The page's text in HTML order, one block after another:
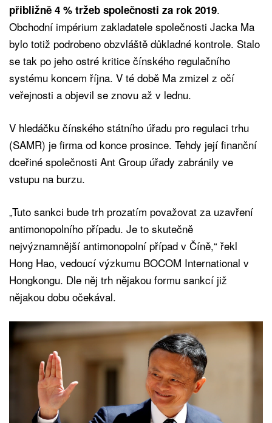
přibližně 4 % tržeb společnosti za rok 2019.
Obchodní impérium zakladatele společnosti Jacka Ma
bylo totiž podrobeno obzvláště důkladné kontrole. Stalo
se tak po jeho ostré kritice čínského regulačního
systému koncem října. V té době Ma zmizel z očí
veřejnosti a objevil se znovu až v lednu.
V hledáčku čínského státního úřadu pro regulaci trhu
(SAMR) je firma od konce prosince. Tehdy její finanční
dceřiné společnosti Ant Group úřady zabránily ve
vstupu na burzu.
„Tuto sankci bude trh prozatím považovat za uzavření
antimonopolního případu. Je to skutečně
nejvýznamnější antimonopolní případ v Číně,“ řekl
Hong Hao, vedoucí výzkumu BOCOM International v
Hongkongu. Dle něj trh nějakou formu sankcí již
nějakou dobu očekával.